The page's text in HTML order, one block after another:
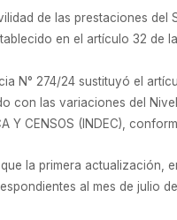
de las prestaciones del
en el artículo 32 de
N° 274/24 sustituyó el
con las variaciones del
Y CENSOS (INDEC),
la primera actualización,
al mes de julio